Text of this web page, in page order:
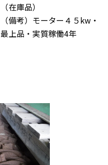
（在庫品）
（備考）モーター４５kw・
最上品・実質稼働4年